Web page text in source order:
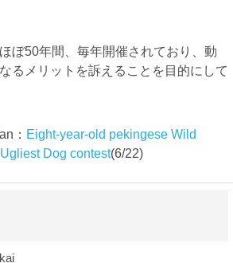
ぼ50年間、毎年開催されており、動
るメリットを訴えることを目的にして
： Eight-year-old pekingese Wild
Dog contest(6/22)